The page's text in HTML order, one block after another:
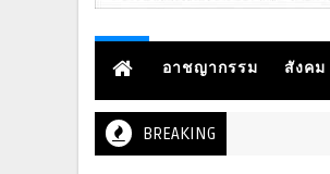
อาชญากรรม สังคม
BREAKING